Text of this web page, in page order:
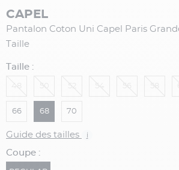
CAPEL
Pantalon Coton Uni Capel Paris
Taille
Taille :
66 68 70
Guide des tailles i
Coupe :